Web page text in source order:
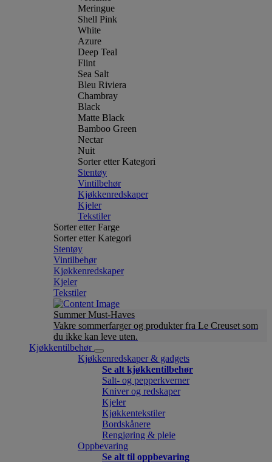
Meringue
Shell Pink
White
Azure
Deep Teal
Flint
Sea Salt
Bleu Riviera
Chambray
Black
Matte Black
Bamboo Green
Nectar
Nuit
Sorter etter Kategori
Stentøy
Vintilbehør
Kjøkkenredskaper
Kjeler
Tekstiler
Sorter etter Farge
Sorter etter Kategori
Stentøy
Vintilbehør
Kjøkkenredskaper
Kjeler
Tekstiler
Summer Must-Haves
Vakre sommerfarger og produkter fra Le Creuset som
du ikke kan leve uten.
Kjøkkentilbehør
Kjøkkenredskaper & gadgets
Se alt kjøkkentilbehør
Salt- og pepperkverner
Kniver og redskaper
Kjeler
Kjøkkentekstiler
Bordskånere
Rengjøring & pleie
Oppbevaring
Se alt til oppbevaring